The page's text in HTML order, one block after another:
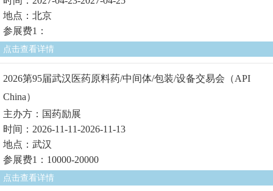
地点：北京
参展费1：
点击查看详情
2026第95届武汉医药原料药/中间体/包装/设备交易会（API
China）
主办方：国药励展
时间：2026-11-11-2026-11-13
地点：武汉
参展费1：10000-20000
点击查看详情